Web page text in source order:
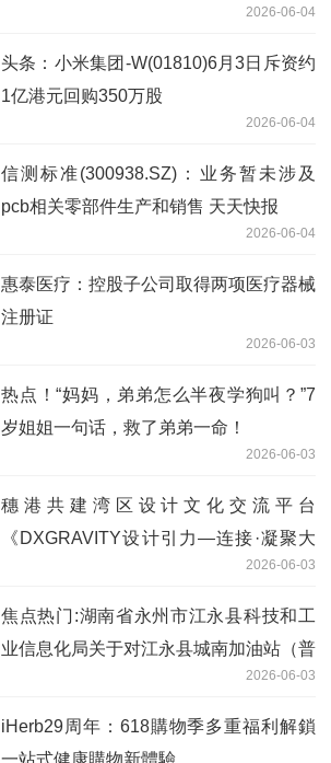
2026-06-04
头条：小米集团-W(01810)6月3日斥资约
1亿港元回购350万股
2026-06-04
信测标准(300938.SZ)：业务暂未涉及
pcb相关零部件生产和销售 天天快报
2026-06-04
惠泰医疗：控股子公司取得两项医疗器械
注册证
2026-06-03
热点！“妈妈，弟弟怎么半夜学狗叫？”7
岁姐姐一句话，救了弟弟一命！
2026-06-03
穗港共建湾区设计文化交流平台
《DXGRAVITY设计引力—连接·凝聚大
2026-06-03
焦点热门:湖南省永州市江永县科技和工
业信息化局关于对江永县城南加油站（普
2026-06-03
iHerb29周年：618購物季多重福利解鎖
一站式健康購物新體驗